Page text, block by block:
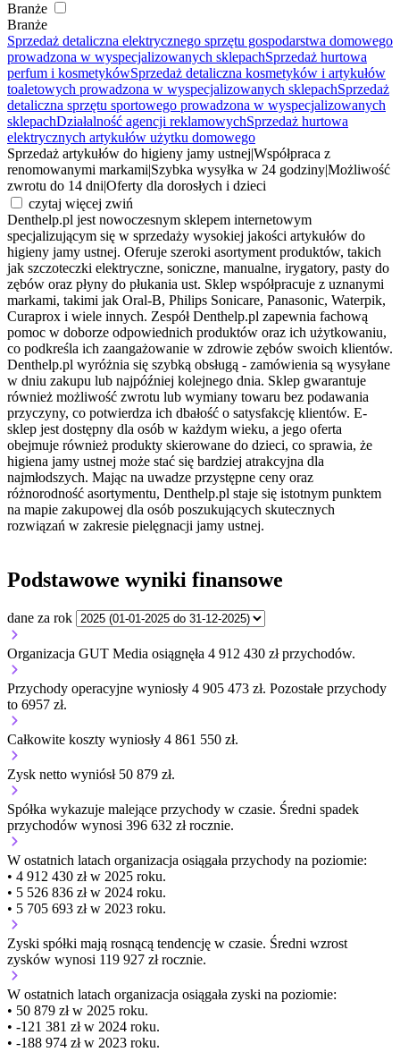
Branże
Branże
Sprzedaż detaliczna elektrycznego sprzętu gospodarstwa domowego
prowadzona w wyspecjalizowanych sklepachSprzedaż hurtowa
perfum i kosmetykówSprzedaż detaliczna kosmetyków i artykułów
toaletowych prowadzona w wyspecjalizowanych sklepachSprzedaż
detaliczna sprzętu sportowego prowadzona w wyspecjalizowanych
sklepachDziałalność agencji reklamowychSprzedaż hurtowa
elektrycznych artykułów użytku domowego
Sprzedaż artykułów do higieny jamy ustnej Współpraca z
renomowanymi markami Szybka wysyłka w 24 godzinyMożliwość
zwrotu do 14 dniOferty dla dorosłych i dzieci
czytaj więcej zwiń
Denthelp.pl jest nowoczesnym sklepem internetowym
specjalizującym się w sprzedaży wysokiej jakości artykułów do
higieny jamy ustnej. Oferuje szeroki asortyment produktów, takich
jak szczoteczki elektryczne, soniczne, manualne, irygatory, pasty do
zębów oraz płyny do płukania ust. Sklep współpracuje z uznanymi
markami, takimi jak Oral-B, Philips Sonicare, Panasonic, Waterpik,
Curaprox i wiele innych. Zespół Denthelp.pl zapewnia fachową
pomoc w doborze odpowiednich produktów oraz ich użytkowaniu,
co podkreśla ich zaangażowanie w zdrowie zębów swoich klientów.
Denthelp.pl wyróżnia się szybką obsługą - zamówienia są wysyłane
w dniu zakupu lub najpóźniej kolejnego dnia. Sklep gwarantuje
również możliwość zwrotu lub wymiany towaru bez podawania
przyczyny, co potwierdza ich dbałość o satysfakcję klientów. E-
sklep jest dostępny dla osób w każdym wieku, a jego oferta
obejmuje również produkty skierowane do dzieci, co sprawia, że
higiena jamy ustnej może stać się bardziej atrakcyjna dla
najmłodszych. Mając na uwadze przystępne ceny oraz
różnorodność asortymentu, Denthelp.pl staje się istotnym punktem
na mapie zakupowej dla osób poszukujących skutecznych
rozwiązań w zakresie pielęgnacji jamy ustnej.
Podstawowe wyniki finansowe
dane za rok
Organizacja GUT Media osiągnęła 4 912 430 zł przychodów.
Przychody operacyjne wyniosły 4 905 473 zł. Pozostałe przychody
to 6957 zł.
Całkowite koszty wyniosły 4 861 550 zł.
Zysk netto wyniósł 50 879 zł.
Spółka wykazuje malejące przychody w czasie. Średni spadek
przychodów wynosi 396 632 zł rocznie.
W ostatnich latach organizacja osiągała przychody na poziomie:
• 4 912 430 zł w 2025 roku.
• 5 526 836 zł w 2024 roku.
• 5 705 693 zł w 2023 roku.
Zyski spółki mają rosnącą tendencję w czasie. Średni wzrost
zysków wynosi 119 927 zł rocznie.
W ostatnich latach organizacja osiągała zyski na poziomie:
• 50 879 zł w 2025 roku.
• -121 381 zł w 2024 roku.
• -188 974 zł w 2023 roku.